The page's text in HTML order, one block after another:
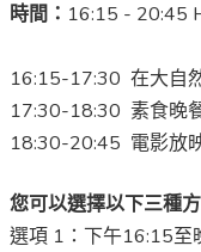
時間： 16:15 - 20:45
16:15-17:30 在大自
17:30-18:30 素食晚
18:30-20:45 電影放
您可以選擇以下三種
選項 1：下午16:15至